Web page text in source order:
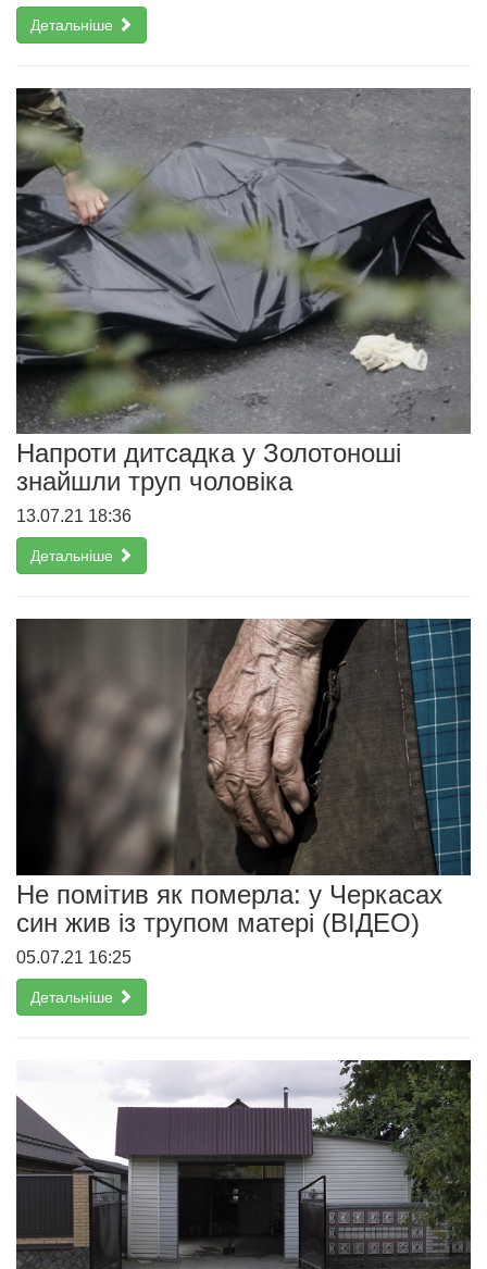
Детальніше
Напроти дитсадка у Золотоноші
знайшли труп чоловіка
13.07.21 18:36
Детальніше
Не помітив як померла: у Черкасах
син жив із трупом матері (ВІДЕО)
05.07.21 16:25
Детальніше